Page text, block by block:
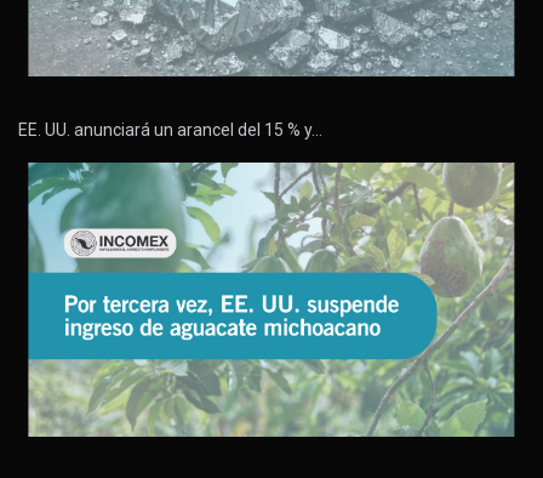
EE. UU. anunciará un arancel del 15 % y…